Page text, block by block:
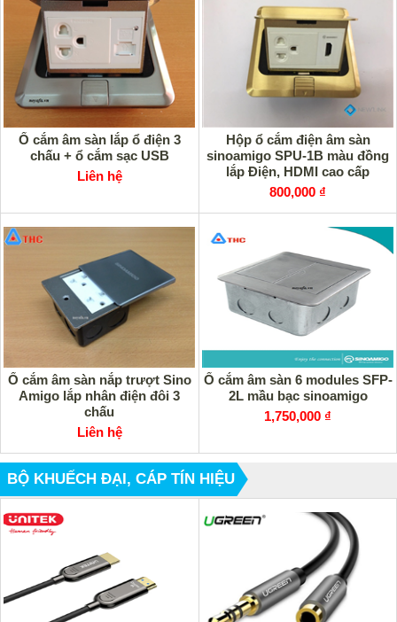
Ổ cắm âm sàn lắp ổ điện 3
chấu + ổ cắm sạc USB
Liên hệ
Hộp ổ cắm điện âm sàn
sinoamigo SPU-1B màu đồng
lắp Điện, HDMI cao cấp
800,000 ₫
Ổ cắm âm sàn nắp trượt Sino
Amigo lắp nhân điện đôi 3
chấu
Liên hệ
Ổ cắm âm sàn 6 modules SFP-
2L mầu bạc sinoamigo
1,750,000 ₫
BỘ KHUẾCH ĐẠI, CÁP TÍN HIỆU